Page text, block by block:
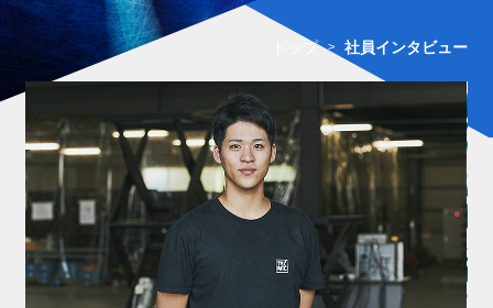
テルミックボイス
ENVIRONMENT
職場紹介
GUIDELINE
募集要項
FAQ
よくあるご質問
トップ 社員インタビュー